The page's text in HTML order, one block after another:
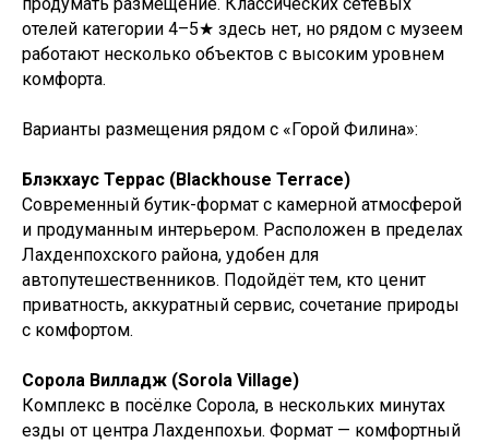
отелей категории 4–5★ здесь нет, но рядом с музеем
работают несколько объектов с высоким уровнем
комфорта.
Варианты размещения рядом с «Горой Филина»:
Блэкхаус Террас (Blackhouse Terrace)
Современный бутик-формат с камерной атмосферой
и продуманным интерьером. Расположен в пределах
Лахденпохского района, удобен для
автопутешественников. Подойдёт тем, кто ценит
приватность, аккуратный сервис, сочетание природы
с комфортом.
Сорола Вилладж (Sorola Village)
Комплекс в посёлке Сорола, в нескольких минутах
езды от центра Лахденпохьи. Формат — комфортный